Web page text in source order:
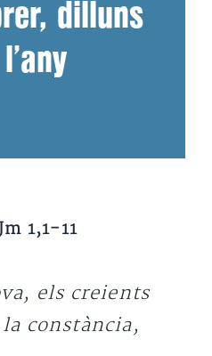
dilluns
1,1-11
els creients
constància,